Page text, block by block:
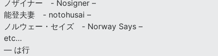
ノザイナー - Nosigner –
能登夫妻 - notohusai –
ノルウェー・セイズ - Norway Says –
etc…
— は行